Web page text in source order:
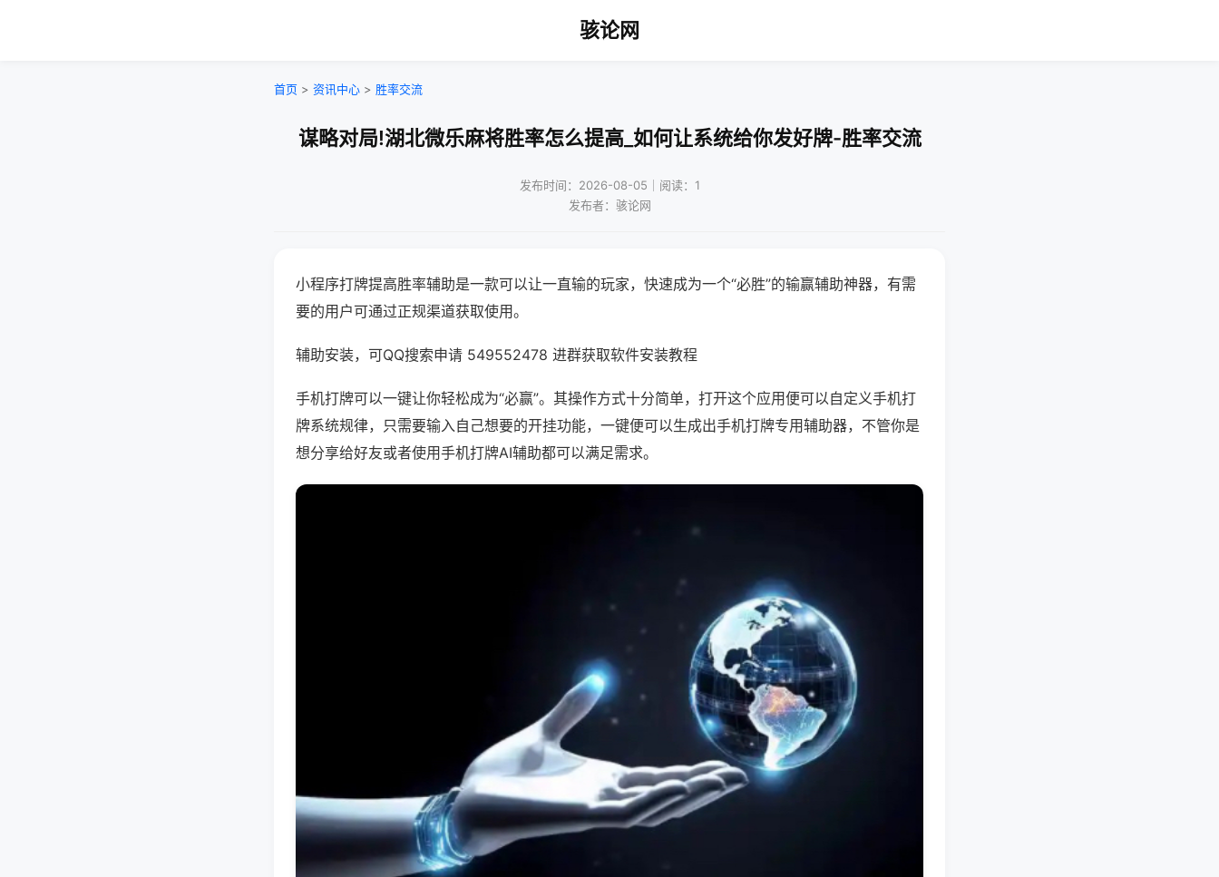
骇论网
首页 > 资讯中心 > 胜率交流
谋略对局!湖北微乐麻将胜率怎么提高_如何让系统给你发好牌-胜率交流
发布时间：2026-08-05｜阅读：1
发布者：骇论网
小程序打牌提高胜率辅助是一款可以让一直输的玩家，快速成为一个“必胜”的输赢辅助神器，有需
要的用户可通过正规渠道获取使用。
辅助安装，可QQ搜索申请 549552478 进群获取软件安装教程
手机打牌可以一键让你轻松成为“必赢”。其操作方式十分简单，打开这个应用便可以自定义手机打
牌系统规律，只需要输入自己想要的开挂功能，一键便可以生成出手机打牌专用辅助器，不管你是
想分享给好友或者使用手机打牌AI辅助都可以满足需求。